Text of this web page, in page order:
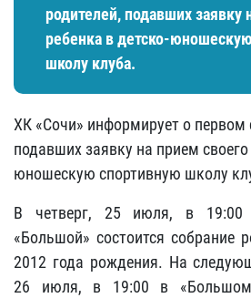
родителей, подавших заявку
ребенка в детско-
школу клуба.
ХК «Сочи» информирует о первом
подавших заявку на прием
юношескую спортивную школу
В четверг, 25 июля, в 19:00
«Большой» состоится собрание
2012 года рождения. На
26 июля, в 19:00 в